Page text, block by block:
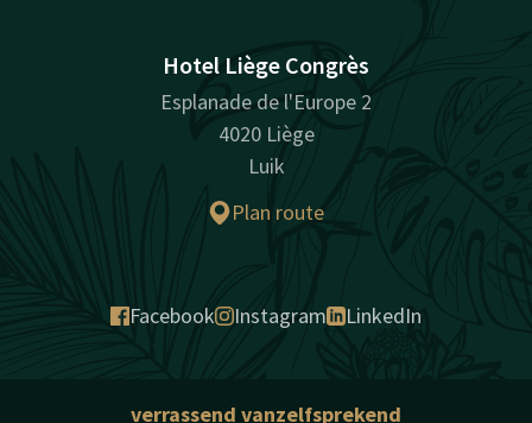
Hotel Liège Congrès
Esplanade de l'Europe 2
4020 Liège
Luik
Plan route
Facebook Instagram LinkedIn
verrassend vanzelfsprekend